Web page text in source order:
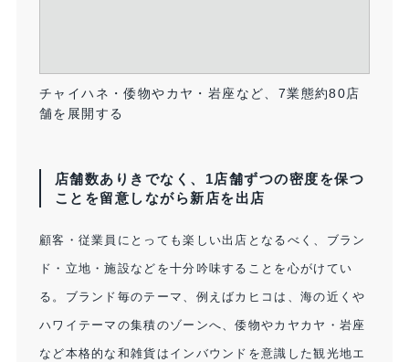
チャイハネ・倭物やカヤ・岩座など、7業態約80店
舗を展開する
店舗数ありきでなく、1店舗ずつの密度を保つ
ことを留意しながら新店を出店
顧客・従業員にとっても楽しい出店となるべく、ブラン
ド・立地・施設などを十分吟味することを心がけてい
る。ブランド毎のテーマ、例えばカヒコは、海の近くや
ハワイテーマの集積のゾーンへ、倭物やカヤカヤ・岩座
など本格的な和雑貨はインバウンドを意識した観光地エ